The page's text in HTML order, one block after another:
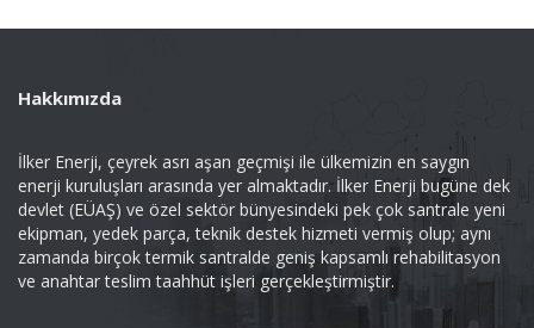
Hakkımızda
İlker Enerji, çeyrek asrı aşan geçmişi ile ülkemizin en saygın
enerji kuruluşları arasında yer almaktadır. İlker Enerji bugüne dek
devlet (EÜAŞ) ve özel sektör bünyesindeki pek çok santrale yeni
ekipman, yedek parça, teknik destek hizmeti vermiş olup; aynı
zamanda birçok termik santralde geniş kapsamlı rehabilitasyon
ve anahtar teslim taahhüt işleri gerçekleştirmiştir.